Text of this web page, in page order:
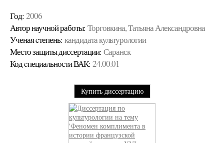
Год: 2006
Автор научной работы: Торговкина, Татьяна Александровна
Ученая cтепень: кандидата культурологии
Место защиты диссертации: Саранск
Код cпециальности ВАК: 24.00.01
Купить диссертацию